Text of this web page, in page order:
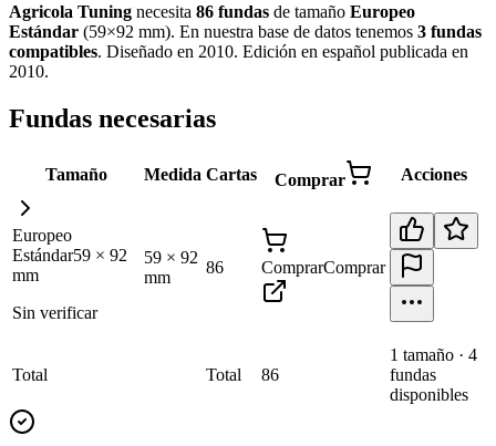
Agricola Tuning necesita 86 fundas de tamaño Europeo
Estándar (59×92 mm). En nuestra base de datos tenemos 3 fundas
compatibles. Diseñado en 2010. Edición en español publicada en
2010.
Fundas necesarias
Tamaño Medida Cartas Comprar Acciones
Europeo
Estándar59 × 92
mm
Sin verificar
59 × 92
mm
86 ComprarComprar
Total Total 86
1 tamaño · 4
fundas
disponibles